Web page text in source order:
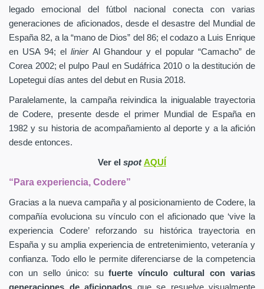
legado emocional del fútbol nacional conecta con varias
generaciones de aficionados, desde el desastre del Mundial de
España 82, a la “mano de Dios” del 86; el codazo a Luis Enrique
en USA 94; el linier Al Ghandour y el popular “Camacho” de
Corea 2002; el pulpo Paul en Sudáfrica 2010 o la destitución de
Lopetegui días antes del debut en Rusia 2018.
Paralelamente, la campaña reivindica la inigualable trayectoria
de Codere, presente desde el primer Mundial de España en
1982 y su historia de acompañamiento al deporte y a la afición
desde entonces.
Ver el spotAQUÍ
“Para experiencia, Codere”
Gracias a la nueva campaña y al posicionamiento de Codere, la
compañía evoluciona su vínculo con el aficionado que ‘vive la
experiencia Codere’ reforzando su histórica trayectoria en
España y su amplia experiencia de entretenimiento, veteranía y
confianza. Todo ello le permite diferenciarse de la competencia
con un sello único: sufuerte vínculo cultural con varias